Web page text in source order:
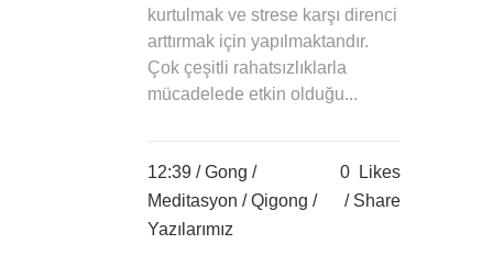
kurtulmak ve strese karşı direnci
arttırmak için yapılmaktandır.
Çok çeşitli rahatsızlıklarla
mücadelede etkin olduğu...
12:39 /Gong /
Meditasyon /Qigong /
Yazılarımız
0
Likes
Share